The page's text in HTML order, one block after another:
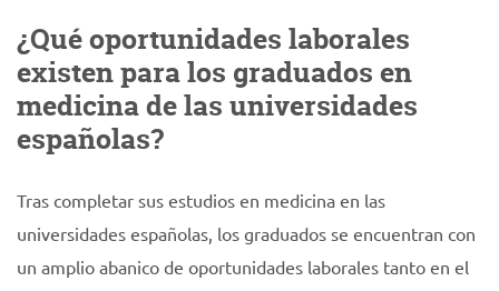
¿Qué oportunidades laborales
existen para los graduados en
medicina de las universidades
españolas?
Tras completar sus estudios en medicina en las
universidades españolas, los graduados se encuentran con
un amplio abanico de oportunidades laborales tanto en el